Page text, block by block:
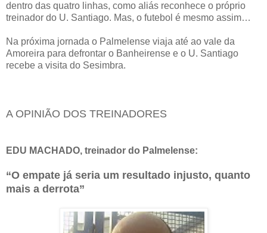
dentro das quatro linhas, como aliás reconhece o próprio
treinador do U. Santiago. Mas, o futebol é mesmo assim…
Na próxima jornada o Palmelense viaja até ao vale da
Amoreira para defrontar o Banheirense e o U. Santiago
recebe a visita do Sesimbra.
A OPINIÃO DOS TREINADORES
EDU MACHADO, treinador do Palmelense:
“O empate já seria um resultado injusto, quanto
mais a derrota”